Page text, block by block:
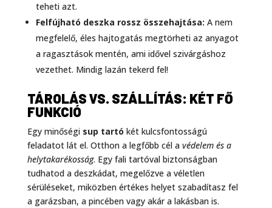
teheti azt.
Felfújható deszka rossz összehajtása: A nem
megfelelő, éles hajtogatás megtörheti az anyagot
a ragasztások mentén, ami idővel szivárgáshoz
vezethet. Mindig lazán tekerd fel!
TÁROLÁS VS. SZÁLLÍTÁS: KÉT FŐ
FUNKCIÓ
Egy minőségi sup tartó két kulcsfontosságú
feladatot lát el. Otthon a legfőbb cél a védelem és a
helytakarékosság. Egy fali tartóval biztonságban
tudhatod a deszkádat, megelőzve a véletlen
sérüléseket, miközben értékes helyet szabadítasz fel
a garázsban, a pincében vagy akár a lakásban is.